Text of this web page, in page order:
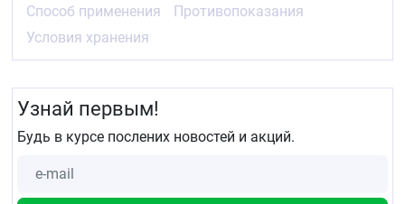
Способ применения
Противопоказания
Условия хранения
Узнай первым!
Будь в курсе послених новостей и акций.